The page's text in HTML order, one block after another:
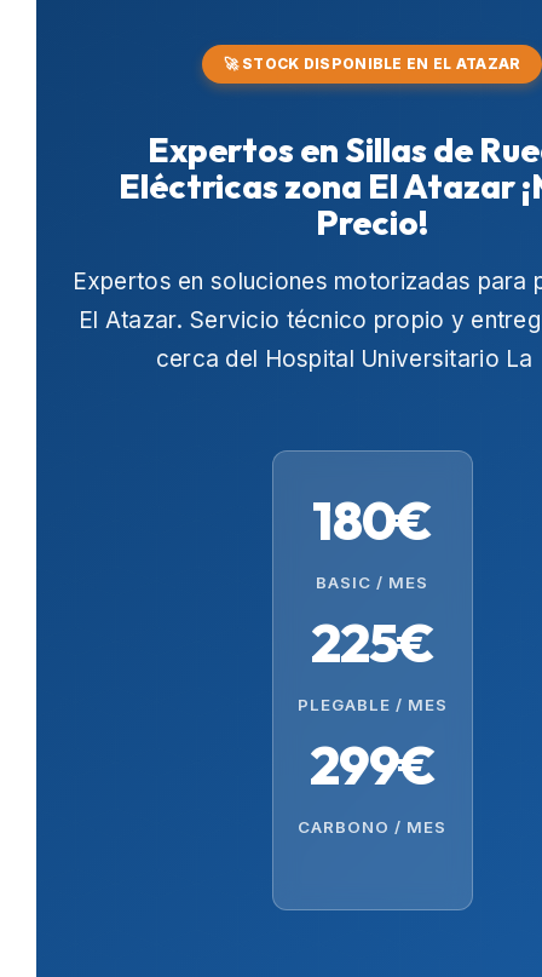
🚀 STOCK DISPONIBLE EN EL ATAZAR
Expertos en Sillas de
Eléctricas zona El Atazar
Precio!
Expertos en soluciones motorizadas para
El Atazar. Servicio técnico propio y
cerca del Hospital Universitario La
180€
BASIC / MES
225€
PLEGABLE / MES
299€
CARBONO / MES